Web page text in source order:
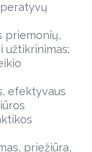
priemonių,
užtikrinimas;
efektyvaus
priežiūra,